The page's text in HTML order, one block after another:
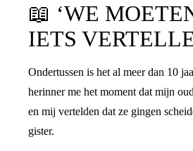
📖 ‘WE
IETS
Ondertussen is het al meer dan 10
herinner me het moment dat mijn
en mij vertelden dat ze gingen
gister.